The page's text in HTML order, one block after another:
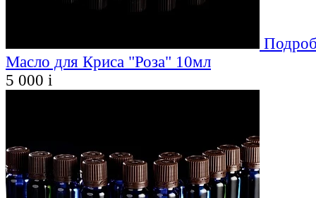
Масло для Криса "Роза" 10мл
5 000 i